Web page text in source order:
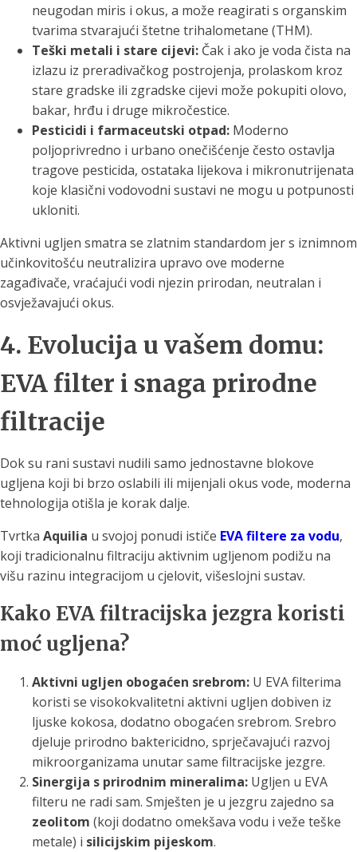
neugodan miris i okus, a može reagirati s organskim
tvarima stvarajući štetne trihalometane (THM).
Teški metali i stare cijevi: Čak i ako je voda čista na
izlazu iz preradivačkog postrojenja, prolaskom kroz
stare gradske ili zgradske cijevi može pokupiti olovo,
bakar, hrđu i druge mikročestice.
Pesticidi i farmaceutski otpad: Moderno
poljoprivredno i urbano onečišćenje često ostavlja
tragove pesticida, ostataka lijekova i mikronutrijenata
koje klasični vodovodni sustavi ne mogu u potpunosti
ukloniti.
Aktivni ugljen smatra se zlatnim standardom jer s iznimnom
učinkovitošću neutralizira upravo ove moderne
zagađivače, vraćajući vodi njezin prirodan, neutralan i
osvježavajući okus.
4. Evolucija u vašem domu:
EVA filter i snaga prirodne
filtracije
Dok su rani sustavi nudili samo jednostavne blokove
ugljena koji bi brzo oslabili ili mijenjali okus vode, moderna
tehnologija otišla je korak dalje.
Tvrtka Aquilia u svojoj ponudi ističe EVA filtere za vodu,
koji tradicionalnu filtraciju aktivnim ugljenom podižu na
višu razinu integracijom u cjelovit, višeslojni sustav.
Kako EVA filtracijska jezgra koristi
moć ugljena?
Aktivni ugljen obogaćen srebrom: U EVA filterima
koristi se visokokvalitetni aktivni ugljen dobiven iz
ljuske kokosa, dodatno obogaćen srebrom. Srebro
djeluje prirodno baktericidno, sprječavajući razvoj
mikroorganizama unutar same filtracijske jezgre.
Sinergija s prirodnim mineralima: Ugljen u EVA
filteru ne radi sam. Smješten je u jezgru zajedno sa
zeolitom (koji dodatno omekšava vodu i veže teške
metale) i silicijskim pijeskom.